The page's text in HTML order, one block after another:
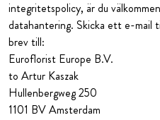
integritetspolicy, är du
datahantering. Skicka ett e-
brev till:
Euroflorist Europe B.V.
to Artur Kaszak
Hullenbergweg 250
1101 BV Amsterdam